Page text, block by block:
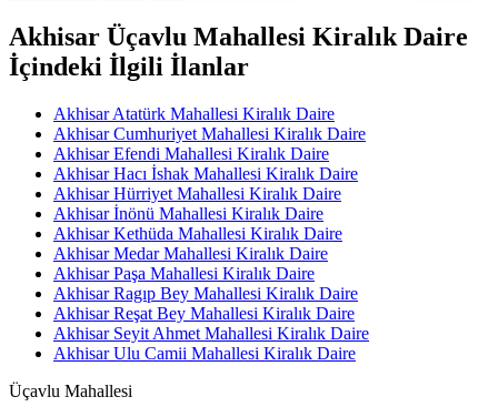
Akhisar Üçavlu Mahallesi Kiralık Daire
İçindeki İlgili İlanlar
Akhisar Atatürk Mahallesi Kiralık Daire
Akhisar Cumhuriyet Mahallesi Kiralık Daire
Akhisar Efendi Mahallesi Kiralık Daire
Akhisar Hacı İshak Mahallesi Kiralık Daire
Akhisar Hürriyet Mahallesi Kiralık Daire
Akhisar İnönü Mahallesi Kiralık Daire
Akhisar Kethüda Mahallesi Kiralık Daire
Akhisar Medar Mahallesi Kiralık Daire
Akhisar Paşa Mahallesi Kiralık Daire
Akhisar Ragıp Bey Mahallesi Kiralık Daire
Akhisar Reşat Bey Mahallesi Kiralık Daire
Akhisar Seyit Ahmet Mahallesi Kiralık Daire
Akhisar Ulu Camii Mahallesi Kiralık Daire
Üçavlu Mahallesi